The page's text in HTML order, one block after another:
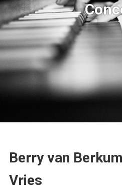
Berry van
Vries